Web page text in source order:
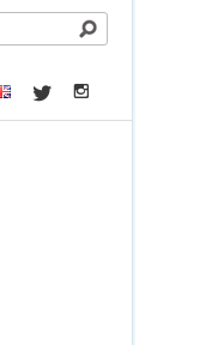
t e